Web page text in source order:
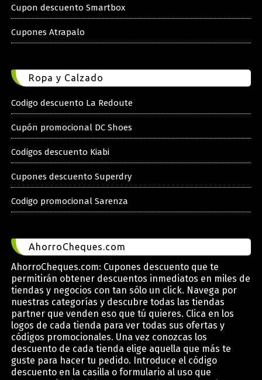
Cupon descuento Smartbox
Cupones Atrapalo
Ropa y Calzado
Codigo descuento La Redoute
Cupón promocional DC Shoes
Codigos descuento Kiabi
Cupones descuento Superdry
Codigo promocional Sarenza
AhorroCheques.com
AhorroCheques.com: Cupones descuento que te
permitirán obtener descuentos inmediatos en miles de
tiendas y negocios con tan sólo un click. Navega por
nuestras categorías y descubre todas las tiendas
partner que venden eso que tú quieres. Clica en los
logos de cada tienda para ver todas sus ofertas y
códigos promocionales. Una vez conozcas los
descuento de cada tienda elige aquella que más te
guste para hacer tu pedido. Introduce el código
descuento en la casilla o formulario al uso que